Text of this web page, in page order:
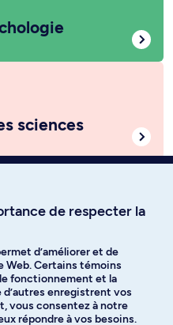
sciences
inspirer
de respecter la
d’améliorer et de
Web. Certains témoins
fonctionnement et la
enregistrent vos
vous consentez à notre
répondre à vos besoins.